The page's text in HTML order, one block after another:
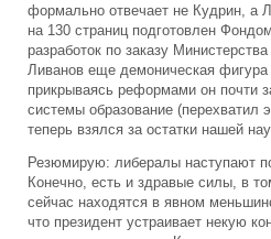
формально отвечает не Кудрин, а
на 130 страниц подготовлен
разработок по заказу
Ливанов еще демоническая фигура
прикрываясь реформами он почти
системы образование (перехватил
теперь взялся за остатки нашей
Резюмирую: либералы наступают
Конечно, есть и здравые силы, в
сейчас находятся в явном
что президент устраивает некую